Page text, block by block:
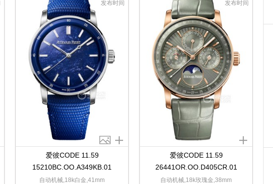
发布时间
爱彼CODE 11.59
15210BC.OO.A349KB.01
自动机械,18k白金,41mm
发布时间
爱彼CODE 11.59
26441OR.OO.D405CR.01
自动机械,18k玫瑰金,38mm